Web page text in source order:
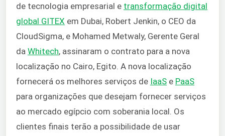
de tecnologia empresarial e transformação digital
global GITEX em Dubai, Robert Jenkin, o CEO da
CloudSigma, e Mohamed Metwaly, Gerente Geral
da Whitech, assinaram o contrato para a nova
localização no Cairo, Egito. A nova localização
fornecerá os melhores serviços de IaaS e PaaS
para organizações que desejam fornecer serviços
ao mercado egípcio com soberania local. Os
clientes finais terão a possibilidade de usar